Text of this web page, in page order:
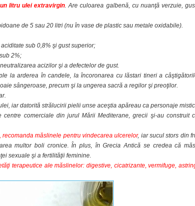
litru ulei extravirgin. Are culoarea galbenă, cu nuanţă verzuie,
de 5 sau 20 litri (nu în vase de plastic sau metale oxidabile).
sub 0,8% şi gust superior;
2%;
acizilor şi a defectelor de gust.
la arderea în candele, la încoronarea cu lăstari tineri a
sângeroase, precum şi la ungerea sacră a regilor şi preoţilor.
iar datorită strălucirii pielii unse aceştia apăreau ca personaje
comerciale din jurul Mării Mediterane, grecii şi-au construit
măslinele pentru vindecarea ulcerelor, iar sucul stors din
multor boli cronice. În plus, în Grecia Antică se credea că
sexuale şi a fertilităţii feminine.
terapeutice ale măslinelor: digestive, cicatrizante, vermifuge,